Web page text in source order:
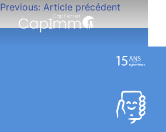
Navigation
de
Previous: Article précédent